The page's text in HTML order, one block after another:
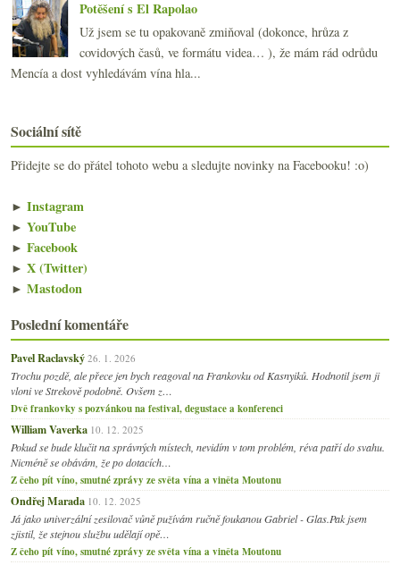
Potěšení s El Rapolao
Už jsem se tu opakovaně zmiňoval (dokonce, hrůza z
covidových časů, ve formátu videa… ), že mám rád odrůdu
Mencía a dost vyhledávám vína hla...
Sociální sítě
Přidejte se do přátel tohoto webu a sledujte novinky na Facebooku! :o)
► Instagram
► YouTube
► Facebook
► X (Twitter)
► Mastodon
Poslední komentáře
Pavel Raclavský 26. 1. 2026
Trochu pozdě, ale přece jen bych reagoval na Frankovku od Kasnyiků. Hodnotil jsem ji
vloni ve Strekově podobně. Ovšem z…
Dvě frankovky s pozvánkou na festival, degustace a konferenci
William Vaverka 10. 12. 2025
Pokud se bude klučit na správných místech, nevidím v tom problém, réva patří do svahu.
Nicméně se obávám, že po dotacích…
Z čeho pít víno, smutné zprávy ze světa vína a viněta Moutonu
Ondřej Marada 10. 12. 2025
Já jako univerzální zesilovač vůně pužívám ručně foukanou Gabriel - Glas.Pak jsem
zjistil, že stejnou službu udělají opě…
Z čeho pít víno, smutné zprávy ze světa vína a viněta Moutonu